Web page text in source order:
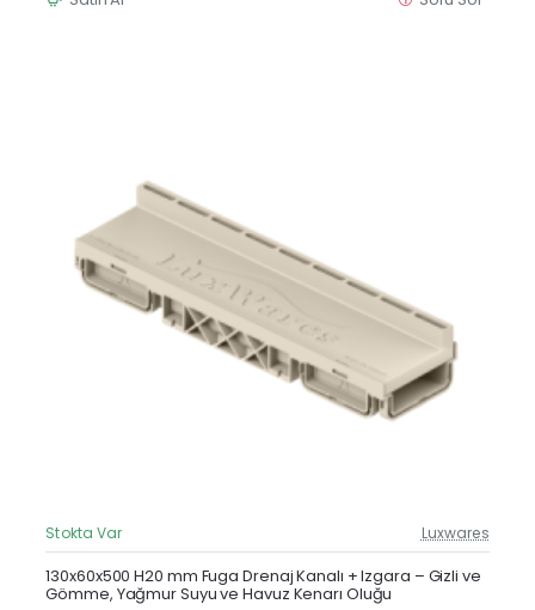
Güncel Fiyat
Yeni Ürün
Stokta Var Luxwares
130x60x500 H20 mm Fuga Drenaj Kanalı + Izgara – Gizli ve
Gömme, Yağmur Suyu ve Havuz Kenarı Oluğu